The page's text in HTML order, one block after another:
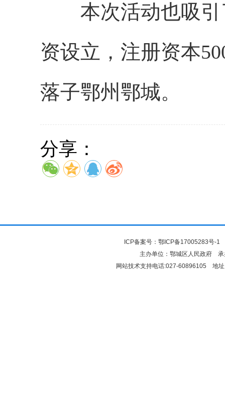
本次活动也吸引
资设立，注册资本
落子鄂州鄂城。
分享：
ICP备案号： 鄂ICP备17005283号-1
主办单位：鄂城区人民政府
网站技术支持电话:027-60896105 地